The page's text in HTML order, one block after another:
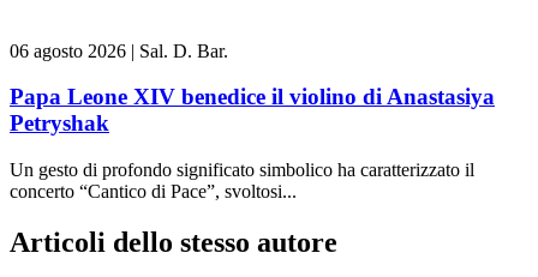
06 agosto 2026 | Sal. D. Bar.
Papa Leone XIV benedice il violino di Anastasiya
Petryshak
Un gesto di profondo significato simbolico ha caratterizzato il
concerto “Cantico di Pace”, svoltosi...
Articoli dello stesso autore